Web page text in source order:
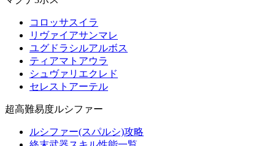
コロッサスイラ
リヴァイアサンマレ
ユグドラシルアルボス
ティアマトアウラ
シュヴァリエクレド
セレストアーテル
超高難易度ルシファー
ルシファー(スパルシ)攻略